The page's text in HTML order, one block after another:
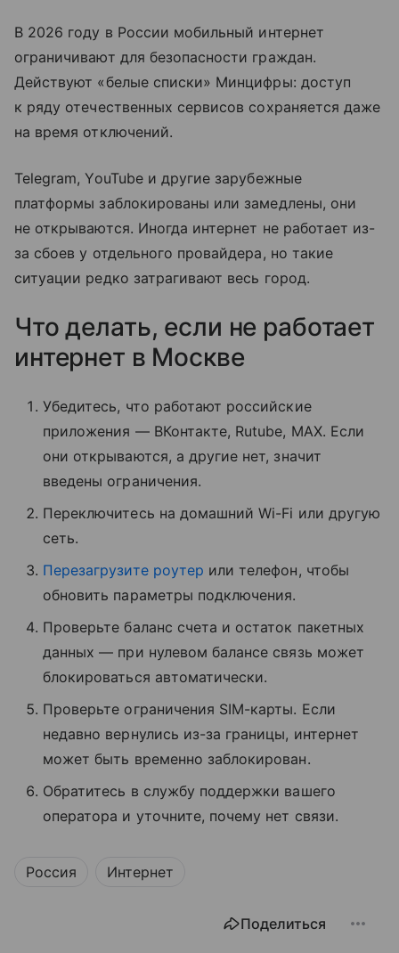
В 2026 году в России мобильный интернет
ограничивают для безопасности граждан.
Действуют «белые списки» Минцифры: доступ
к ряду отечественных сервисов сохраняется даже
на время отключений.
Telegram, YouTube и другие зарубежные
платформы заблокированы или замедлены, они
не открываются. Иногда интернет не работает из-
за сбоев у отдельного провайдера, но такие
ситуации редко затрагивают весь город.
Что делать, если не работает
интернет в Москве
Убедитесь, что работают российские
приложения — ВКонтакте, Rutube, MAX. Если
они открываются, а другие нет, значит
введены ограничения.
Переключитесь на домашний Wi-Fi или другую
сеть.
Перезагрузите роутер или телефон, чтобы
обновить параметры подключения.
Проверьте баланс счета и остаток пакетных
данных — при нулевом балансе связь может
блокироваться автоматически.
Проверьте ограничения SIM-карты. Если
недавно вернулись из-за границы, интернет
может быть временно заблокирован.
Обратитесь в службу поддержки вашего
оператора и уточните, почему нет связи.
Россия Интернет
Поделиться